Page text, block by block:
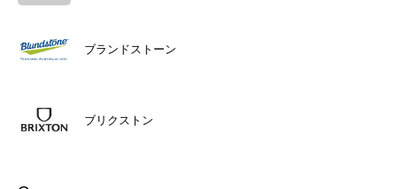
ブランドストーン
ブリクストン